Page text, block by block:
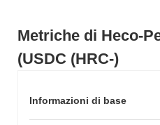
Metriche di Heco-
(USDC (HRC-)
Informazioni di base